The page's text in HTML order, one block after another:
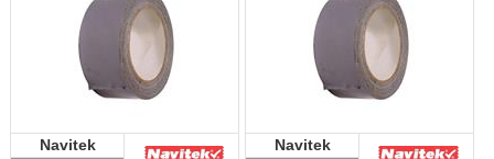
Navitek Navitek